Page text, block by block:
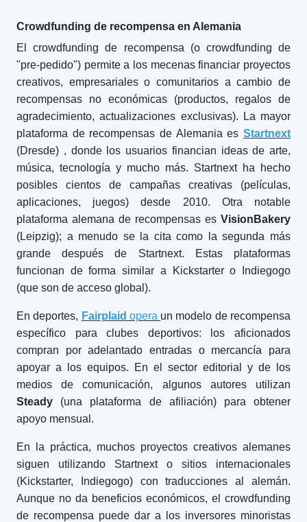
Crowdfunding de recompensa en Alemania
El crowdfunding de recompensa (o crowdfunding de
"pre-pedido") permite a los mecenas financiar proyectos
creativos, empresariales o comunitarios a cambio de
recompensas no económicas (productos, regalos de
agradecimiento, actualizaciones exclusivas). La mayor
plataforma de recompensas de Alemania es Startnext
(Dresde) , donde los usuarios financian ideas de arte,
música, tecnología y mucho más. Startnext ha hecho
posibles cientos de campañas creativas (películas,
aplicaciones, juegos) desde 2010. Otra notable
plataforma alemana de recompensas es VisionBakery
(Leipzig); a menudo se la cita como la segunda más
grande después de Startnext. Estas plataformas
funcionan de forma similar a Kickstarter o Indiegogo
(que son de acceso global).
En deportes, Fairplaid opera un modelo de recompensa
específico para clubes deportivos: los aficionados
compran por adelantado entradas o mercancía para
apoyar a los equipos. En el sector editorial y de los
medios de comunicación, algunos autores utilizan
Steady (una plataforma de afiliación) para obtener
apoyo mensual.
En la práctica, muchos proyectos creativos alemanes
siguen utilizando Startnext o sitios internacionales
(Kickstarter, Indiegogo) con traducciones al alemán.
Aunque no da beneficios económicos, el crowdfunding
de recompensa puede dar a los inversores minoristas